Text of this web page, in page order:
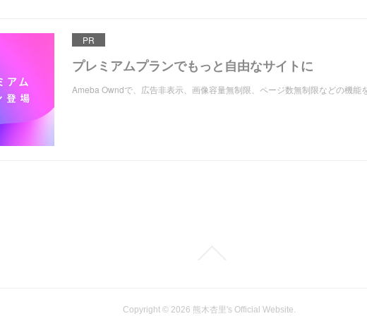
PR
プレミアムプランでもっと自由なサイトに
Ameba Owndで、広告非表示、画像容量無制限、ページ数無制限などの機能
Copyright © 2026 熊木杏里's Official Website.